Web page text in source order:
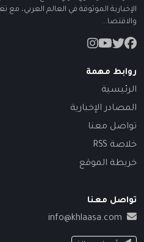
الإخبارية الموثوقة في العالم العربي،
والاقتصا...
روابط مهمة
الرئيسية
المصادر الإخبارية
تواصل معنا
خلاصة RSS
خريطة الموقع
تواصل معنا
info@khlaasa.com